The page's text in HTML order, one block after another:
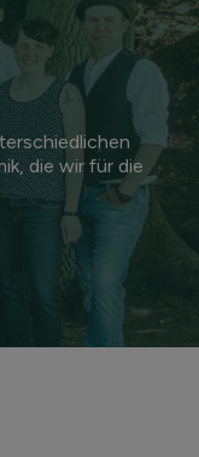
die wir für die